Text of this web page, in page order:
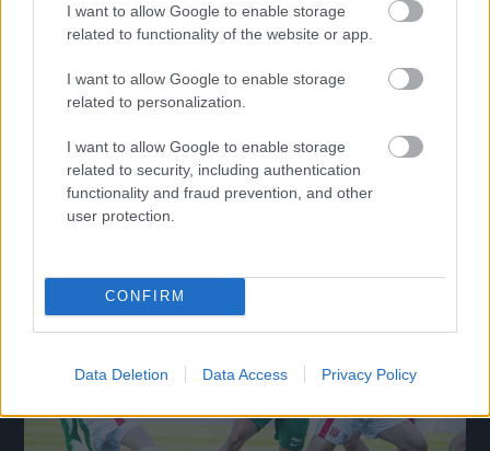
I want to allow Google to enable storage
related to functionality of the website or app.
I want to allow Google to enable storage
related to personalization.
I want to allow Google to enable storage
related to security, including authentication
functionality and fraud prevention, and other
user protection.
CONFIRM
Data Deletion Data Access Privacy Policy
Bódog: ha valami olyat mondasz, nem eltiltanak,
Az OTP Bank Liga 3. fordulójának vasárnapi két mérkőzését
követően értékelték a vezetőedzők a látottakat.